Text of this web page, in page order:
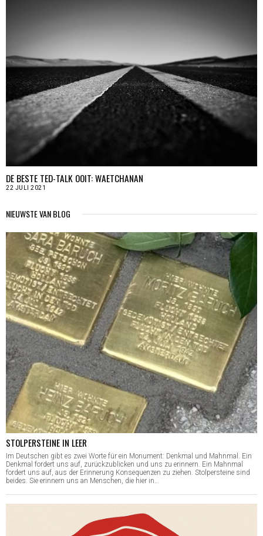
DE BESTE TED-TALK OOIT: WAETCHANAN
22 JULI 2021
NIEUWSTE VAN BLOG
STOLPERSTEINE IN LEER
Im Deutschen gibt es zwei Worte für ein Monument: Denkmal und Mahnmal. Ein
Denkmal fordert uns auf, zurückzublicken und uns zu erinnern. Ein Mahnmal
fordert uns auf, aus der Erinnerung Konsequenzen zu ziehen. Stolpersteine sind
beides. Sie erinnern uns an Menschen, die hier in…